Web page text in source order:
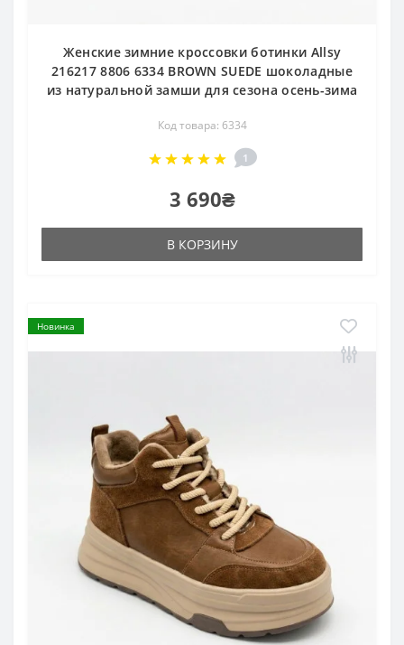
Женские зимние кроссовки ботинки Allsy
216217 8806 6334 BROWN SUEDE шоколадные
из натуральной замши для сезона осень-зима
Код товара: 6334
1
3 690₴
В КОРЗИНУ
Новинка